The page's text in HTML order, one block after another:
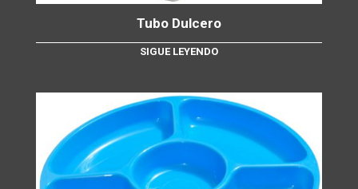
Tubo Dulcero
SIGUE LEYENDO